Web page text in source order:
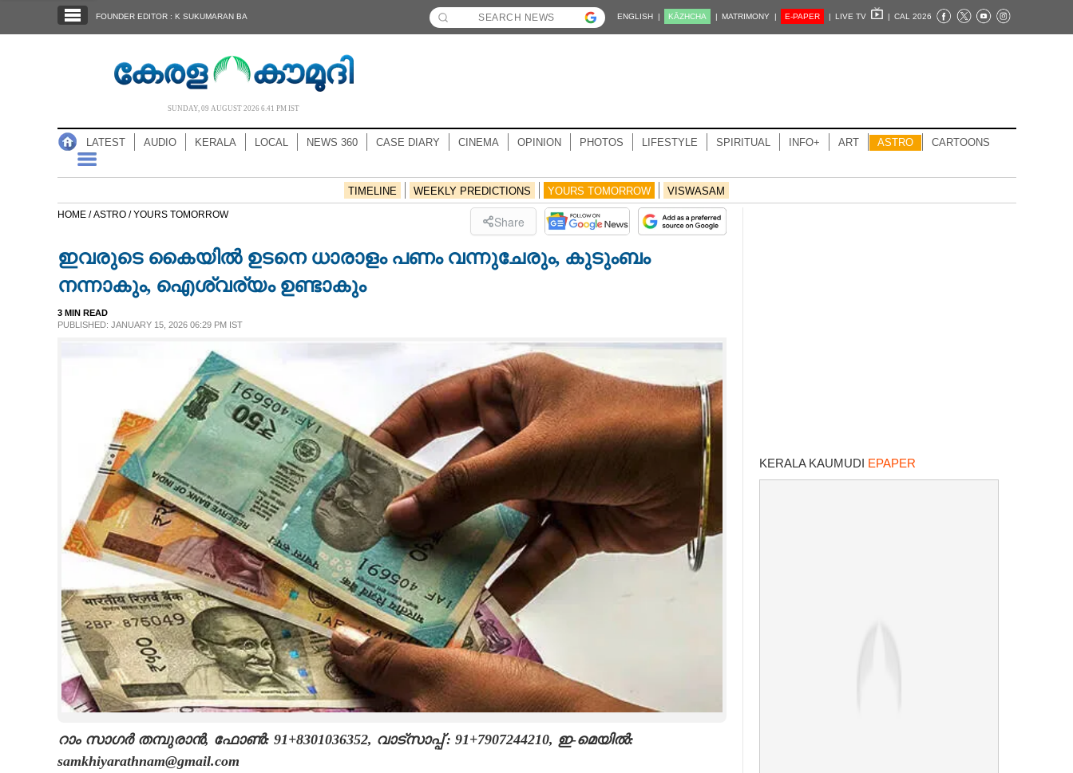
NOTIFIED NEWS
NEWS 360
CASE DIARY
SPIRITUAL
CARTOONS
FOUNDER EDITOR : K SUKUMARAN BA ENGLISH | KĀZHCHA | MATRIMONY | E-PAPER | LIVE TV | CAL 2026
SUNDAY, 09 AUGUST 2026 6.41 PM IST
LATEST AUDIO KERALA LOCAL NEWS 360 CASE DIARY CINEMA OPINION PHOTOS LIFESTYLE SPIRITUAL INFO+ ART ASTRO CARTOONS
TIMELINE WEEKLY PREDICTIONS YOURS TOMORROW VISWASAM
HOME /ASTRO /YOURS TOMORROW Share
ഇവരുടെ കൈയിൽ ഉടനെ‌ ധാരാളം പണം വന്നുചേരും, കുടുംബം
നന്നാകും, ഐശ്വര്യം ഉണ്ടാകും
3 MIN READ
PUBLISHED: JANUARY 15, 2026 06:29 PM IST
റാം സാഗർ തമ്പുരാൻ, ഫോൺ: 91+8301036352, വാട്സാപ്പ് : 91+7907244210, ഇ-മെയിൽ:
samkhiyarathnam@gmail.com
KERALA KAUMUDI EPAPER